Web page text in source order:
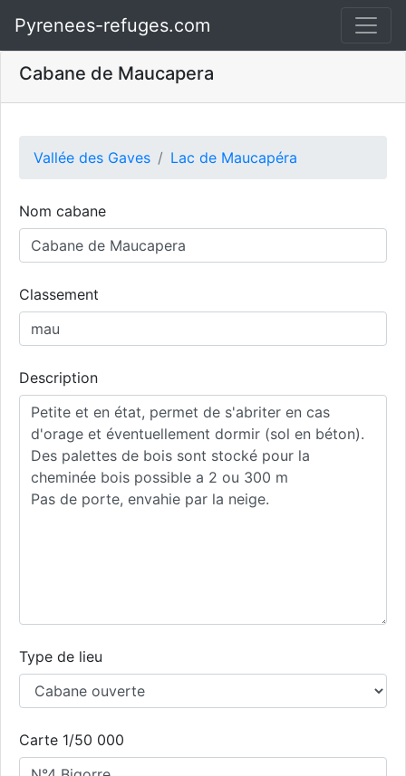
Pyrenees-refuges.com
Cabane de Maucapera
Vallée des Gaves Lac de Maucapéra
Nom cabane
Classement
Description
Type de lieu
Carte 1/50 000